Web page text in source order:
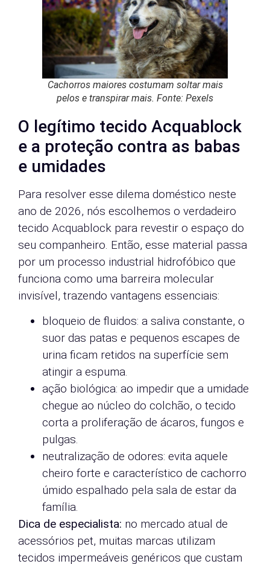
Cachorros maiores costumam soltar mais
pelos e transpirar mais. Fonte: Pexels
O legítimo tecido Acquablock
e a proteção contra as babas
e umidades
Para resolver esse dilema doméstico neste
ano de 2026, nós escolhemos o verdadeiro
tecido Acquablock para revestir o espaço do
seu companheiro. Então, esse material passa
por um processo industrial hidrofóbico que
funciona como uma barreira molecular
invisível, trazendo vantagens essenciais:
bloqueio de fluidos: a saliva constante, o
suor das patas e pequenos escapes de
urina ficam retidos na superfície sem
atingir a espuma.
ação biológica: ao impedir que a umidade
chegue ao núcleo do colchão, o tecido
corta a proliferação de ácaros, fungos e
pulgas.
neutralização de odores: evita aquele
cheiro forte e característico de cachorro
úmido espalhado pela sala de estar da
família.
Dica de especialista: no mercado atual de
acessórios pet, muitas marcas utilizam
tecidos impermeáveis genéricos que custam